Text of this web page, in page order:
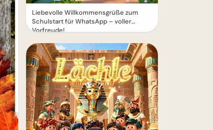
Liebevolle Willkommensgrüße zum
Schulstart für WhatsApp – voller
Vorfreude!